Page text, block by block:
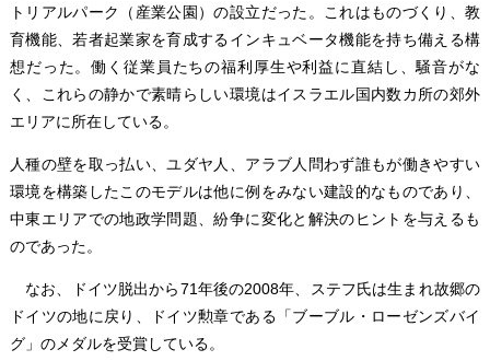
トリアルパーク（産業公園）の設立だった。これはものづくり、教
育機能、若者起業家を育成するインキュベータ機能を持ち備える構
想だった。働く従業員たちの福利厚生や利益に直結し、騒音がな
く、これらの静かで素晴らしい環境はイスラエル国内数カ所の郊外
エリアに所在している。
人種の壁を取っ払い、ユダヤ人、アラブ人問わず誰もが働きやすい
環境を構築したこのモデルは他に例をみない建設的なものであり、
中東エリアでの地政学問題、紛争に変化と解決のヒントを与えるも
のであった。
なお、ドイツ脱出から71年後の2008年、ステフ氏は生まれ故郷の
ドイツの地に戻り、ドイツ勲章である「ブーブル・ローゼンズバイ
グ」のメダルを受賞している。